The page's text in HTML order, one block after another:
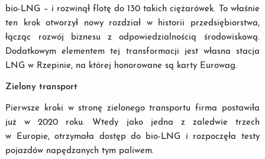
bio-LNG – i rozwinął flotę do 130 takich ciężarówek. To właśnie
ten krok otworzył nowy rozdział w historii przedsiębiorstwa,
łącząc rozwój biznesu z odpowiedzialnością środowiskową.
Dodatkowym elementem tej transformacji jest własna stacja
LNG w Rzepinie, na której honorowane są karty Eurowag.
Zielony transport
Pierwsze kroki w stronę zielonego transportu firma postawiła
już w 2020 roku. Wtedy jako jedna z zaledwie trzech
w Europie, otrzymała dostęp do bio-LNG i rozpoczęła testy
pojazdów napędzanych tym paliwem.